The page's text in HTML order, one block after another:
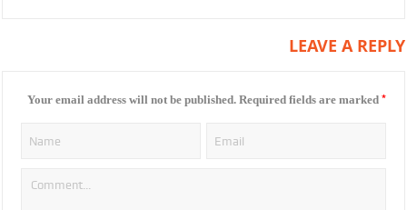
LEAVE A REPLY
Your email address will not be published. Required fields are marked *